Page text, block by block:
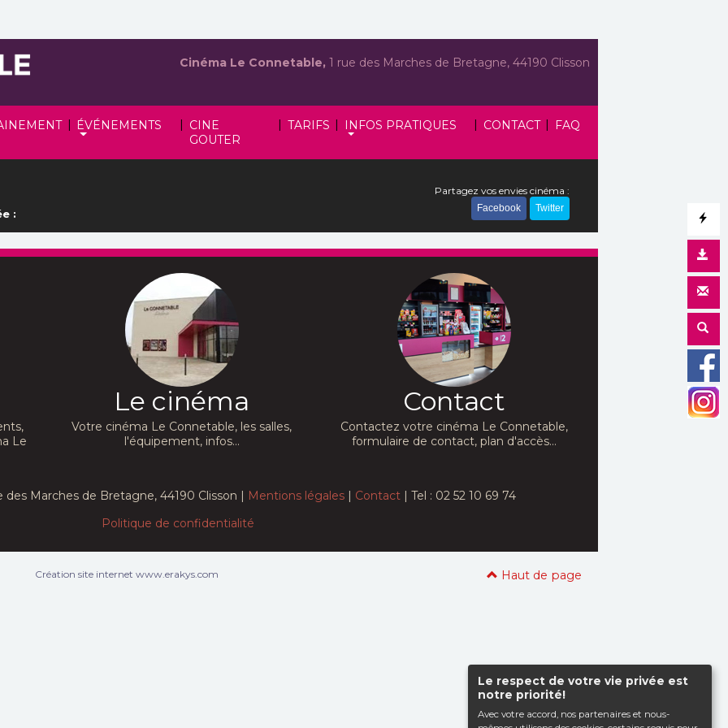
Le respect de votre vie privée est
notre priorité!
Avec votre accord, nos partenaires et nous-
| ÉVÉNEMENTS | CINE
GOUTER
| TARIFS | INFOS PRATIQUES | CONTACT | FAQ
Cinéma Le Connetable, 1 rue des Marches de Bretagne, 44190 Clisson
:
Partagez vos envies cinéma :
Facebook Twitter
Le
Le cinéma
Votre cinéma Le Connetable, les salles,
l'équipement, infos...
Contact
Contactez votre cinéma Le Connetable,
formulaire de contact, plan d'accès...
des Marches de Bretagne, 44190 Clisson | Mentions légales | Contact | Tel : 02 52 10 69 74
Politique de confidentialité
Haut de page
Création site internet www.erakys.com